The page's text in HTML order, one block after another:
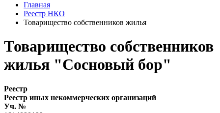
Главная
Реестр НКО
Товарищество собственников жилья
Товарищество собственников
жилья "Сосновый бор"
Реестр
Реестр иных некоммерческих организаций
Уч. №